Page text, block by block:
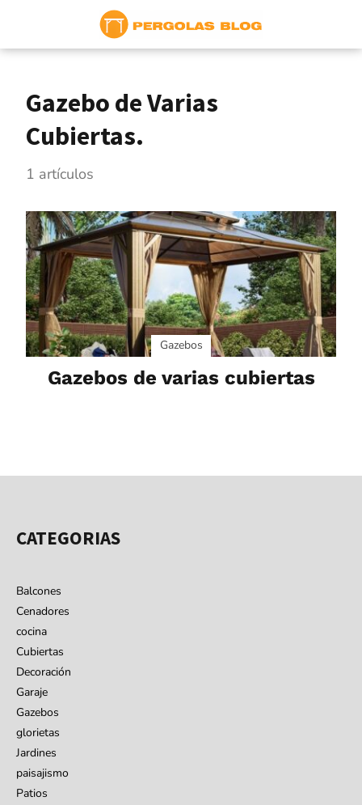
Gazebo de Varias
Cubiertas.
1 artículos
Gazebos
Gazebos de varias cubiertas
CATEGORIAS
Balcones
Cenadores
cocina
Cubiertas
Decoración
Garaje
Gazebos
glorietas
Jardines
paisajismo
Patios